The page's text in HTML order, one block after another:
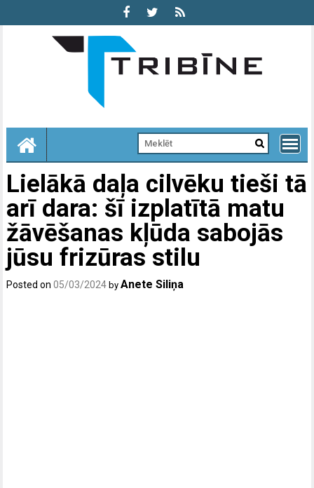
Lielākā daļa cilvēku tieši tā
arī dara: šī izplatītā matu
žāvēšanas kļūda sabojās
jūsu frizūras stilu
Posted on05/03/2024 byAnete Siliņa